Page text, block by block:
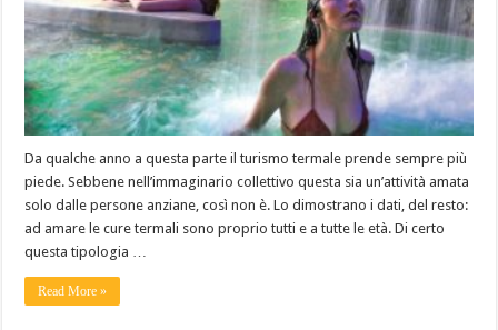
Da qualche anno a questa parte il turismo termale prende sempre più
piede. Sebbene nell’immaginario collettivo questa sia un’attività amata
solo dalle persone anziane, così non è. Lo dimostrano i dati, del resto:
ad amare le cure termali sono proprio tutti e a tutte le età. Di certo
questa tipologia …
Read More »